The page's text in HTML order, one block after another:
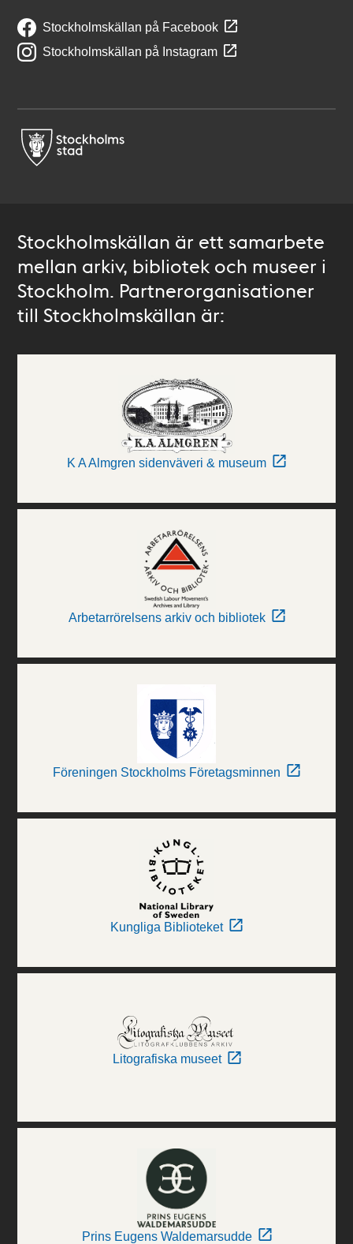
Stockholmskällan på Facebook
Stockholmskällan på Instagram
Stockholmskällan är ett samarbete
mellan arkiv, bibliotek och museer i
Stockholm. Partnerorganisationer
till Stockholmskällan är:
K A Almgren sidenväveri & museum
Arbetarrörelsens arkiv och bibliotek
Föreningen Stockholms Företagsminnen
Kungliga Biblioteket
Litografiska museet
Prins Eugens Waldemarsudde